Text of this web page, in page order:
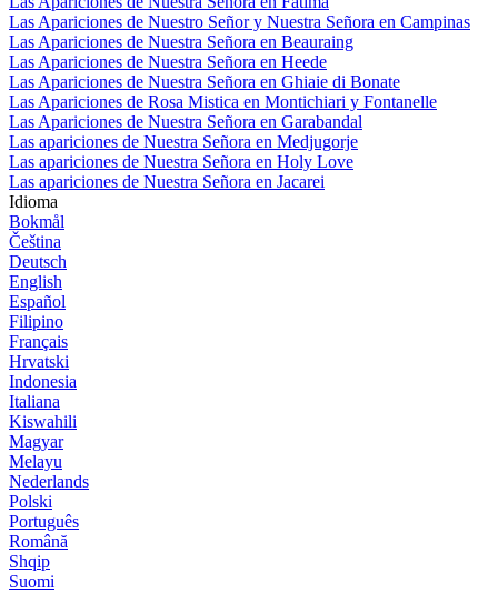
Las Apariciones de Nuestro Señor y Nuestra Señora en Campinas
Las Apariciones de Nuestra Señora en Beauraing
Las Apariciones de Nuestra Señora en Heede
Las Apariciones de Nuestra Señora en Ghiaie di Bonate
Las Apariciones de Rosa Mistica en Montichiari y Fontanelle
Las Apariciones de Nuestra Señora en Garabandal
Las apariciones de Nuestra Señora en Medjugorje
Las apariciones de Nuestra Señora en Holy Love
Las apariciones de Nuestra Señora en Jacarei
Idioma
Bokmål
Čeština
Deutsch
English
Español
Filipino
Français
Hrvatski
Indonesia
Italiana
Kiswahili
Magyar
Melayu
Nederlands
Polski
Português
Română
Shqip
Suomi